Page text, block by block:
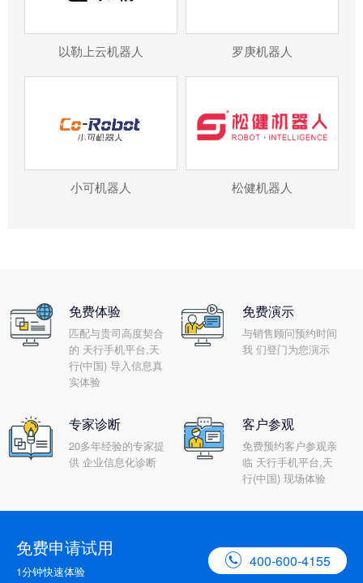
以勒上云机器人 罗庚机器人
小可机器人 松健机器人
免费体验
匹配与贵司高度契合
的 天行手机平台,天
行(中国) 导入信息真
实体验
免费演示
与销售顾问预约时间
我 们登门为您演示
专家诊断
20多年经验的专家提
供 企业信息化诊断
客户参观
免费预约客户参观亲
临 天行手机平台,天
行(中国) 现场体验
免费申请试用
1分钟快速体验
 400-600-4155